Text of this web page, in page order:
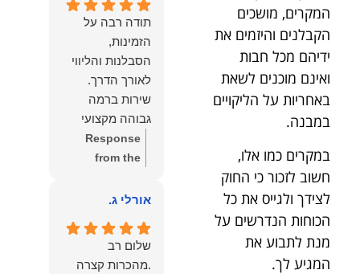
המקרים, מושכים
הקבלנים והיזמים את
ידיהם מכל חבות
ואינם מוכנים לשאת
באחריות על הליקויים
במבנה.
במקרים כמו אלו,
חשוב לזכור כי החוק
לצידך ולגייס את כל
הכוחות הנדרשים על
מנת לתבוע את
המגיע לך.
ובשורות טובות.
שמעון האן
משרד עורכי דין
ונוטריון
התהליך.
המקצועיות,
הסבלנות,
היסודיות
והאכפתיות שלו
בלטו מהרגע
הראשון. הרגשתי
שיש לי על מי
לסמוך, ואני
הלב לכל מי
שמחפש עורך דין
מקצועי, אמין
ומסור.
ולשירותך בכל
עת גם בהמשך.
שמעון האן
משרד עורכי דין
ונוטריון
תודה רבה על
הזמינות,
הסבלנות והליווי
שירות ברמה
גבוהה מקצועי
ואמין.
Response
from the
הוא שלנו.
אורלי ג.
שלום רב
.מהכרות קצרה